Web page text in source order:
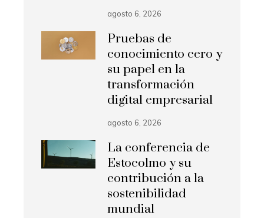
agosto 6, 2026
Pruebas de
conocimiento cero y
su papel en la
transformación
digital empresarial
agosto 6, 2026
La conferencia de
Estocolmo y su
contribución a la
sostenibilidad
mundial